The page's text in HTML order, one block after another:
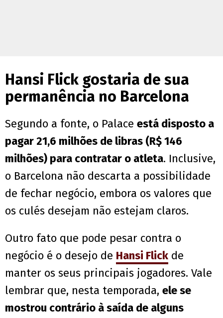
Hansi Flick gostaria de sua
permanência no Barcelona
Segundo a fonte, o Palace está disposto a
pagar 21,6 milhões de libras (R$ 146
milhões) para contratar o atleta. Inclusive,
o Barcelona não descarta a possibilidade
de fechar negócio, embora os valores que
os culés desejam não estejam claros.
Outro fato que pode pesar contra o
negócio é o desejo de Hansi Flick de
manter os seus principais jogadores. Vale
lembrar que, nesta temporada, ele se
mostrou contrário à saída de alguns